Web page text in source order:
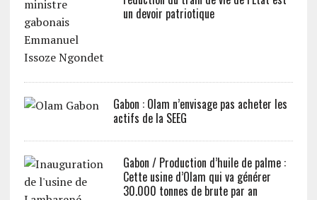
un devoir patriotique
Gabon : Olam n’envisage pas acheter les
actifs de la SEEG
Gabon / Production d’huile de palme :
Cette usine d’Olam qui va générer
30.000 tonnes de brute par an